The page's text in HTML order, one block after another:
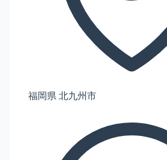
福岡県 北九州市